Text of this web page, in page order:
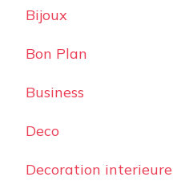
Bijoux
Bon Plan
Business
Deco
Decoration interieure